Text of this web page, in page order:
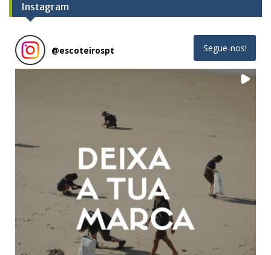
Instagram
@escoteirospt Segue-nos!